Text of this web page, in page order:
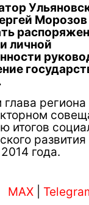
личной
глава региона
итогов
года.
MAX